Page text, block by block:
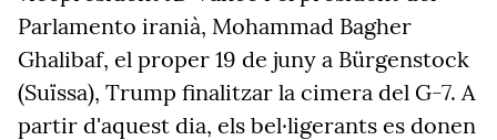
Parlamento iranià, Mohammad Bagher
Ghalibaf, el proper 19 de juny a Bürgenstock
(Suïssa), Trump finalitzar la cimera del G-7. A
partir d'aquest dia, els bel·ligerants es donen